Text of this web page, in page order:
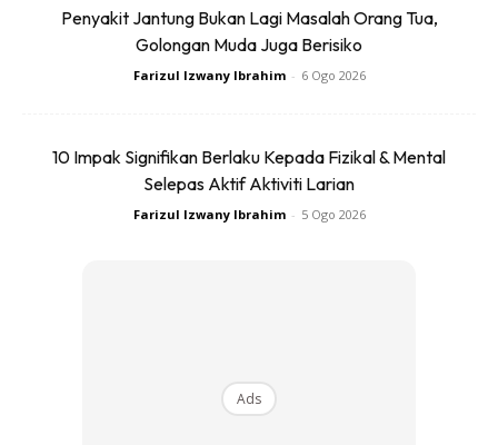
Ads
Penyakit Jantung Bukan Lagi Masalah Orang Tua,
Golongan Muda Juga Berisiko
Farizul Izwany Ibrahim - 6 Ogo 2026
10 Impak Signifikan Berlaku Kepada Fizikal & Mental
Selepas Aktif Aktiviti Larian
Farizul Izwany Ibrahim - 5 Ogo 2026
Ads